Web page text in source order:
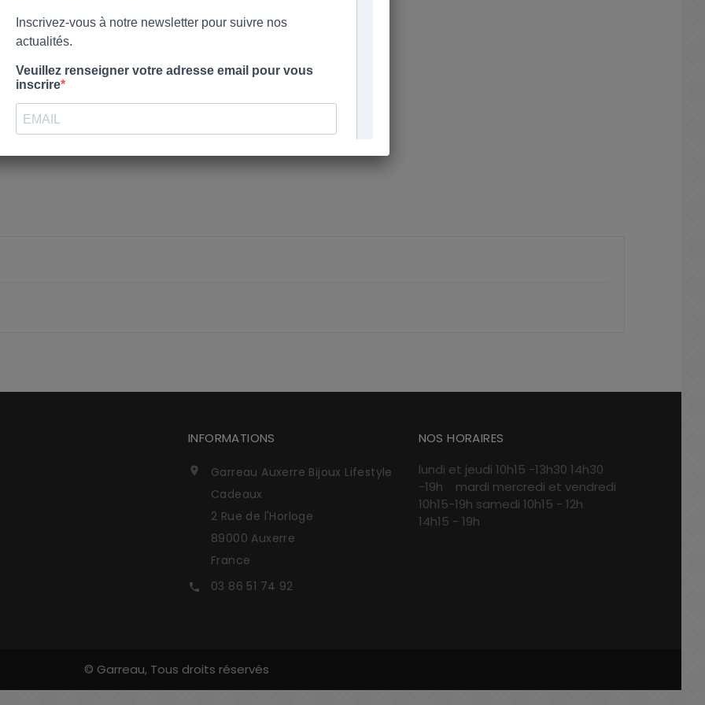
Créer une nouvelle liste
Annuler Créer une liste d'envies
Annuler
INFORMATIONS

Garreau Auxerre Bijoux Lifestyle
Cadeaux
2 Rue de l'Horloge
89000 Auxerre
France
 03 86 51 74 92
NOS HORAIRES
lundi et jeudi 10h15 -13h30 14h30
-19h mardi mercredi et vendredi
10h15-19h samedi 10h15 - 12h
14h15 - 19h
© Garreau, Tous droits réservés